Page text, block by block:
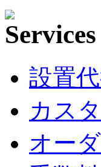
設置
カス
オー